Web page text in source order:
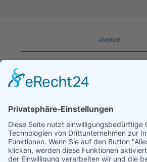
ANREISE
E-MAIL-MAGAZIN
IMPRESSUM
AGB
DATENSCHUTZ